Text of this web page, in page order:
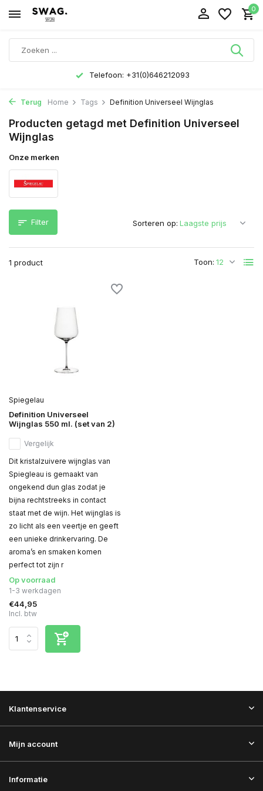
0
Telefoon: +31(0)646212093
Terug Home Tags Definition Universeel Wijnglas
Producten getagd met Definition Universeel
Wijnglas
Onze merken
Filter
1 product Toon:
Sorteren op:
Spiegelau
Definition Universeel
Wijnglas 550 ml. (set van 2)
Vergelijk
Dit kristalzuivere wijnglas van
Spiegleau is gemaakt van
ongekend dun glas zodat je
bijna rechtstreeks in contact
staat met de wijn. Het wijnglas is
zo licht als een veertje en geeft
een unieke drinkervaring. De
aroma’s en smaken komen
perfect tot zijn r
Op voorraad
1-3 werkdagen
€44,95
Incl. btw
Klantenservice
Mijn account
Informatie